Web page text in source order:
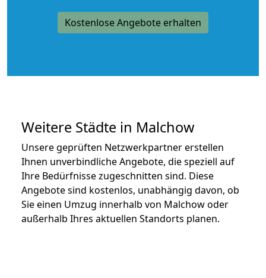
Kostenlose Angebote erhalten
Weitere Städte in Malchow
Unsere geprüften Netzwerkpartner erstellen
Ihnen unverbindliche Angebote, die speziell auf
Ihre Bedürfnisse zugeschnitten sind. Diese
Angebote sind kostenlos, unabhängig davon, ob
Sie einen Umzug innerhalb von Malchow oder
außerhalb Ihres aktuellen Standorts planen.